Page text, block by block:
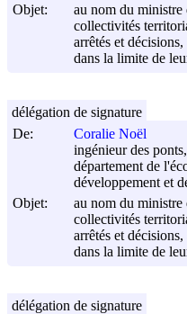
Objet:
au nom du ministre
collectivités
arrêtés et
dans la limite de
De:
Coralie Noël
ingénieur des
département de
développement et
Objet:
au nom du ministre
collectivités
arrêtés et
dans la limite de
délégation de signature
délégation de signature